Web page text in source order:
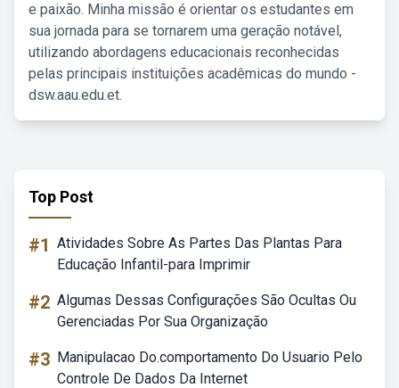
e paixão. Minha missão é orientar os estudantes em
sua jornada para se tornarem uma geração notável,
utilizando abordagens educacionais reconhecidas
pelas principais instituições acadêmicas do mundo -
dsw.aau.edu.et.
Top Post
#1 Atividades Sobre As Partes Das Plantas Para
Educação Infantil-para Imprimir
#2 Algumas Dessas Configurações São Ocultas Ou
Gerenciadas Por Sua Organização
#3 Manipulacao Do.comportamento Do Usuario Pelo
Controle De Dados Da Internet